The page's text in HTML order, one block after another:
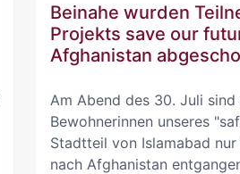
Beinahe wurden
Projekts save our
Afghanistan
Am Abend des 30. Juli
Bewohnerinnen unseres
Stadtteil von Islamabad
nach Afghanistan